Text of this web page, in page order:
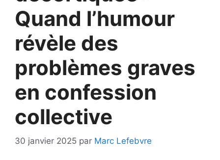
Quand l’humour
révèle des
problèmes graves
en confession
collective
30 janvier 2025 par Marc Lefebvre